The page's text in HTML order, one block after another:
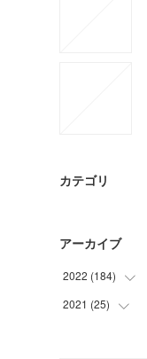
カテゴリ
アーカイブ
2022 (184)
(6
2021 (25)